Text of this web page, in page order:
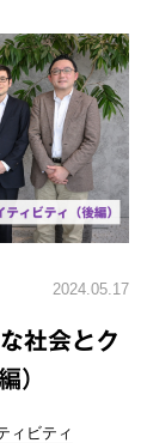
2024.05.17
社会とク
）
ィビティ